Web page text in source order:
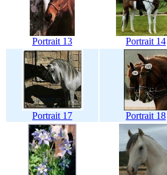
Portrait 13 Portrait 14
Portrait 17 Portrait 18